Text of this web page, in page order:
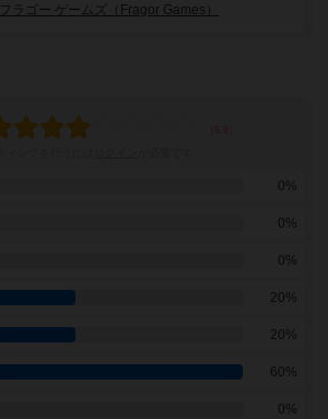
フラゴー ゲームズ（Fragor Games）
0%
0%
0%
20%
20%
60%
0%